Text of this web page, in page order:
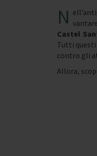
N
Castel
Tutti
contro gli
Allora,